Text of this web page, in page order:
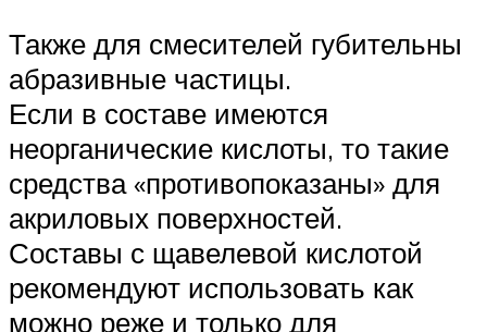
Также для смесителей губительны
абразивные частицы.
Если в составе имеются
неорганические кислоты, то такие
средства «противопоказаны» для
акриловых поверхностей.
Составы с щавелевой кислотой
рекомендуют использовать как
можно реже и только для